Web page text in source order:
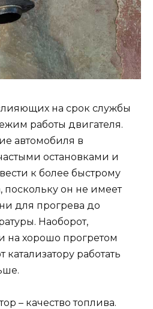
на срок службы
работы двигателя.
автомобиля в
остановками и
к более быстрому
поскольку он не имеет
для прогрева до
Наоборот,
на хорошо прогретом
работать
– качество топлива.